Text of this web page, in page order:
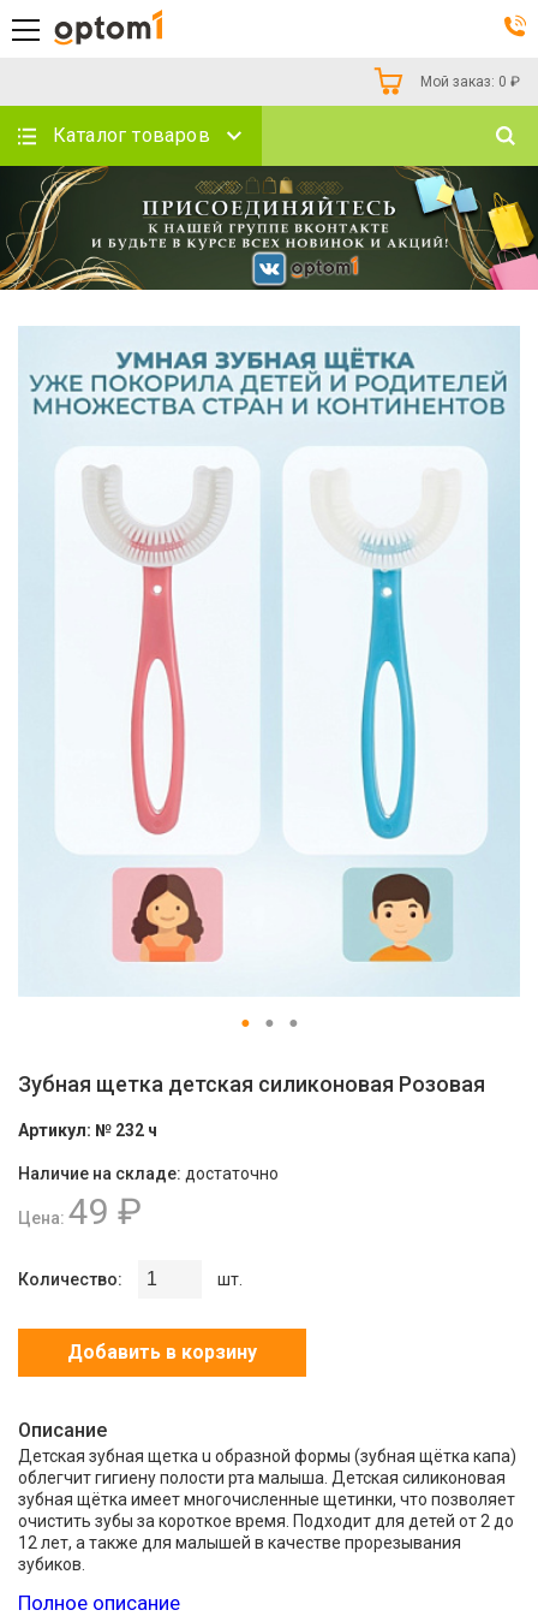
Мой заказ: 0 ₽
Каталог товаров
Зубная щетка детская силиконовая Розовая
Артикул: № 232 ч
Наличие на складе: достаточно
Цена: 49 ₽
Количество: шт.
Добавить в корзину
Описание
Детская зубная щетка u образной формы (зубная щётка капа)
облегчит гигиену полости рта малыша. Детская силиконовая
зубная щётка имеет многочисленные щетинки, что позволяет
очистить зубы за короткое время. Подходит для детей от 2 до
12 лет, а также для малышей в качестве прорезывания
зубиков.
Полное описание